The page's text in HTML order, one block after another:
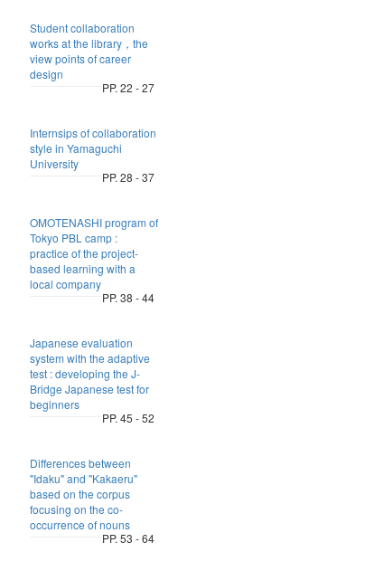
Student collaboration
works at the library，the
view points of career
design
PP. 22 - 27
Internsips of collaboration
style in Yamaguchi
University
PP. 28 - 37
OMOTENASHI program of
Tokyo PBL camp :
practice of the project-
based learning with a
local company
PP. 38 - 44
Japanese evaluation
system with the adaptive
test : developing the J-
Bridge Japanese test for
beginners
PP. 45 - 52
Differences between
"Idaku" and "Kakaeru"
based on the corpus
focusing on the co-
occurrence of nouns
PP. 53 - 64